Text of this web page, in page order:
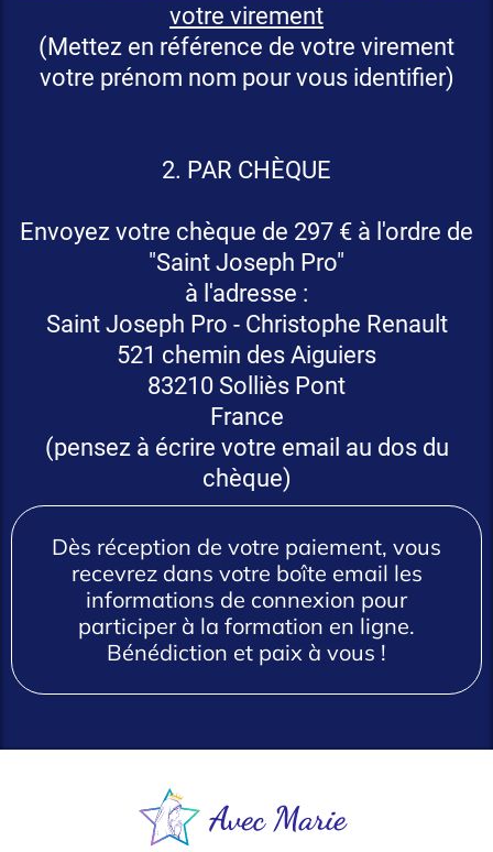
votre virement
(Mettez en référence de votre virement
votre prénom nom pour vous identifier)
2. PAR CHÈQUE
Envoyez votre chèque de 297 € à l'ordre de
"Saint Joseph Pro"
à l'adresse :
Saint Joseph Pro - Christophe Renault
521 chemin des Aiguiers
83210 Solliès Pont
France
(pensez à écrire votre email au dos du
chèque)
Dès réception de votre paiement, vous
recevrez dans votre boîte email les
informations de connexion pour
participer à la formation en ligne.
Bénédiction et paix à vous !